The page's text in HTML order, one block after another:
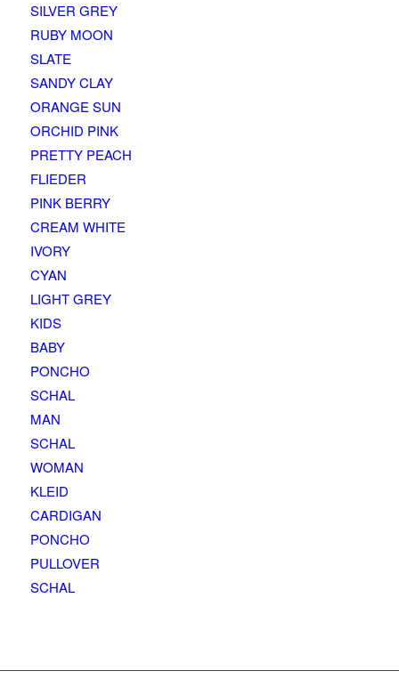
SILVER GREY
RUBY MOON
SLATE
SANDY CLAY
ORANGE SUN
ORCHID PINK
PRETTY PEACH
FLIEDER
PINK BERRY
CREAM WHITE
IVORY
CYAN
LIGHT GREY
KIDS
BABY
PONCHO
SCHAL
MAN
SCHAL
WOMAN
KLEID
CARDIGAN
PONCHO
PULLOVER
SCHAL